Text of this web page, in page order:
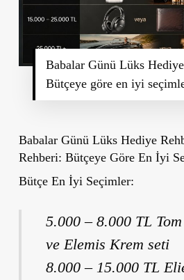
Babalar Günü Lüks
Bütçeye göre en iyi
Babalar Günü Lüks Hediye
Rehberi: Bütçeye Göre En İyi
Bütçe En İyi Seçimler:
5.000 – 8.000 TL
ve Elemis Krem seti
8.000 – 15.000 TL